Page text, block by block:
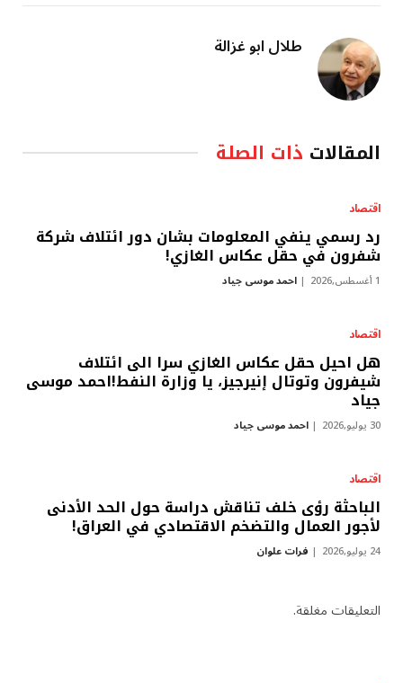
طلال ابو غزالة
المقالات ذات الصلة
اقتصاد
رد رسمي ينفي المعلومات بشان دور ائتلاف شركة
شفرون في حقل عكاس الغازي!
1 أغسطس,2026 احمد موسى جياد
اقتصاد
هل احيل حقل عكاس الغازي سرا الى ائتلاف
شيفرون وتوتال إنيرجيز، يا وزارة النفط!احمد موسى
جياد
30 يوليو,2026 احمد موسى جياد
اقتصاد
الباحثة رؤى خلف تناقش دراسة حول الحد الأدنى
لأجور العمال والتضخم الاقتصادي في العراق!
24 يوليو,2026 فرات علوان
التعليقات مغلقة.